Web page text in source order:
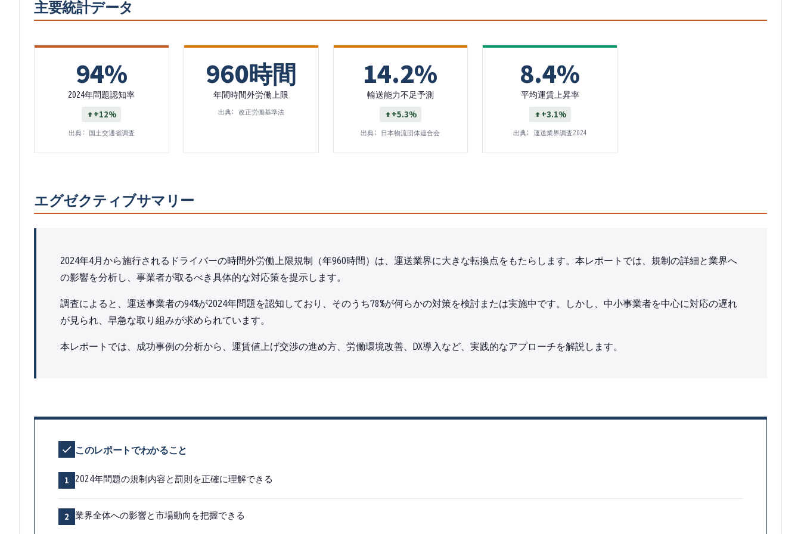
主要統計データ
94%
2024年問題認知率
+12%
出典: 国土交通省調査
960時間
年間時間外労働上限
出典: 改正労働基準法
14.2%
輸送能力不足予測
+5.3%
出典: 日本物流団体連合会
8.4%
平均運賃上昇率
+3.1%
出典: 運送業界調査2024
エグゼクティブサマリー
2024年4月から施行されるドライバーの時間外労働上限規制（年960時間）は、運送業界に大きな転換点をもたらします。本レポートでは、規制の詳細と業界へ
の影響を分析し、事業者が取るべき具体的な対応策を提示します。
調査によると、運送事業者の94%が2024年問題を認知しており、そのうち78%が何らかの対策を検討または実施中です。しかし、中小事業者を中心に対応の遅れ
が見られ、早急な取り組みが求められています。
本レポートでは、成功事例の分析から、運賃値上げ交渉の進め方、労働環境改善、DX導入など、実践的なアプローチを解説します。
このレポートでわかること
1 2024年問題の規制内容と罰則を正確に理解できる
2 業界全体への影響と市場動向を把握できる